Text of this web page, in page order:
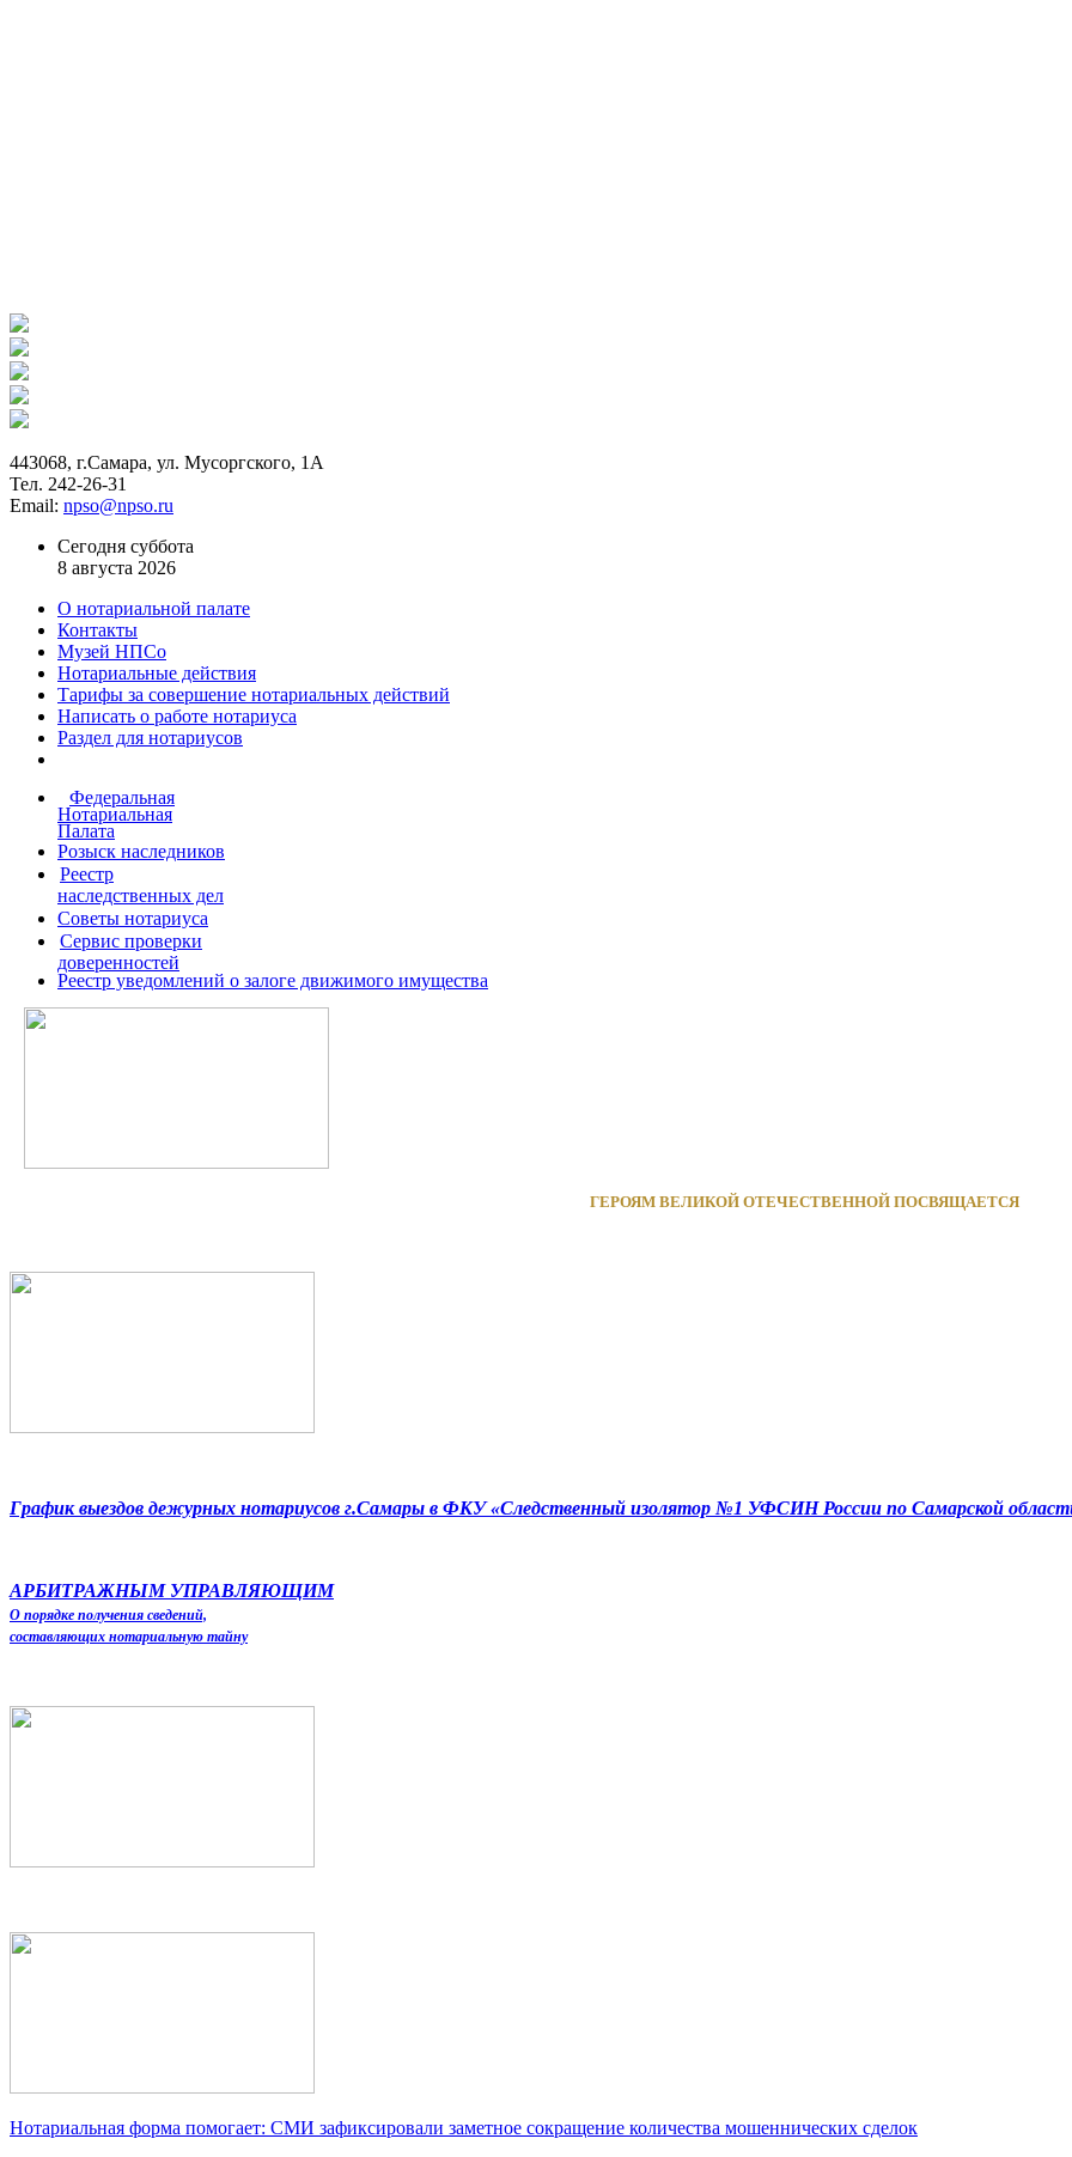
443068, г.Самара, ул. Мусоргского, 1А
Тел. 242-26-31
Email: npso@npso.ru
Сегодня суббота
8 августа 2026
О нотариальной палате
Контакты
Музей НПСо
Нотариальные действия
Тарифы за совершение нотариальных действий
Написать о работе нотариуса
Раздел для нотариусов
Федеральная
Нотариальная
Палата
Розыск наследников
Реестр
наследственных дел
Советы нотариуса
Сервис проверки
доверенностей
Реестр уведомлений о залоге движимого имущества
ГЕРОЯМ ВЕЛИКОЙ ОТЕЧЕСТВЕННОЙ ПОСВЯЩАЕТСЯ
График выездов дежурных нотариусов г.Самары в ФКУ «Следственный изолятор №1 УФСИН России по Самарской
АРБИТРАЖНЫМ УПРАВЛЯЮЩИМ
О порядке получения сведений,
составляющих нотариальную тайну
Нотариальная форма помогает: СМИ зафиксировали заметное сокращение количества мошеннических сделок